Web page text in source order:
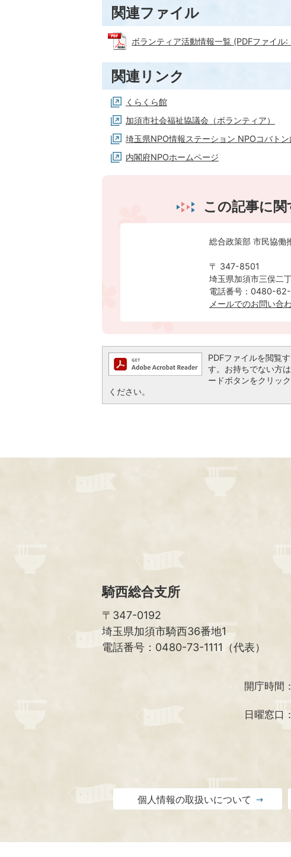
関連ファイル
ボランティア活動情報一覧 (PDFファイル
関連リンク
くらくら館
加須市社会福祉協議会（ボランティア）
埼玉県NPO情報ステーション NPOコバトン
内閣府NPOホームページ
この記事に
総合政策部 市民協働
〒 347-8501
埼玉県加須市三俣二
電話番号：0480-
メールでのお問い合
PDFファイルを閲覧
す。お持ちでない方
ードボタンをクリッ
ください。
騎西総合支所
〒347-0192
埼玉県加須市騎西36番地1
電話番号：0480-73-1111（代表）
開庁時間：
日曜窓口：
個人情報の取扱いについて